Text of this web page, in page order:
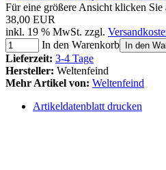
Für eine größere Ansicht klicken Sie
38,00 EUR
inkl. 19 % MwSt. zzgl.
In den Warenkorb
In den
Lieferzeit: 3-4 Tage
Hersteller: Weltenfeind
Mehr Artikel von: Weltenfeind
Artikeldatenblatt drucken